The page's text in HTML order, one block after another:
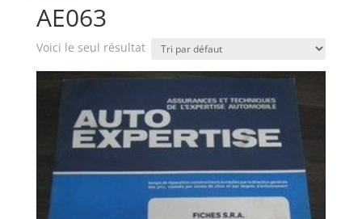
AE063
Voici le seul résultat